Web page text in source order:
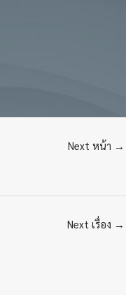
Next หน้า →
Next เรื่อง →